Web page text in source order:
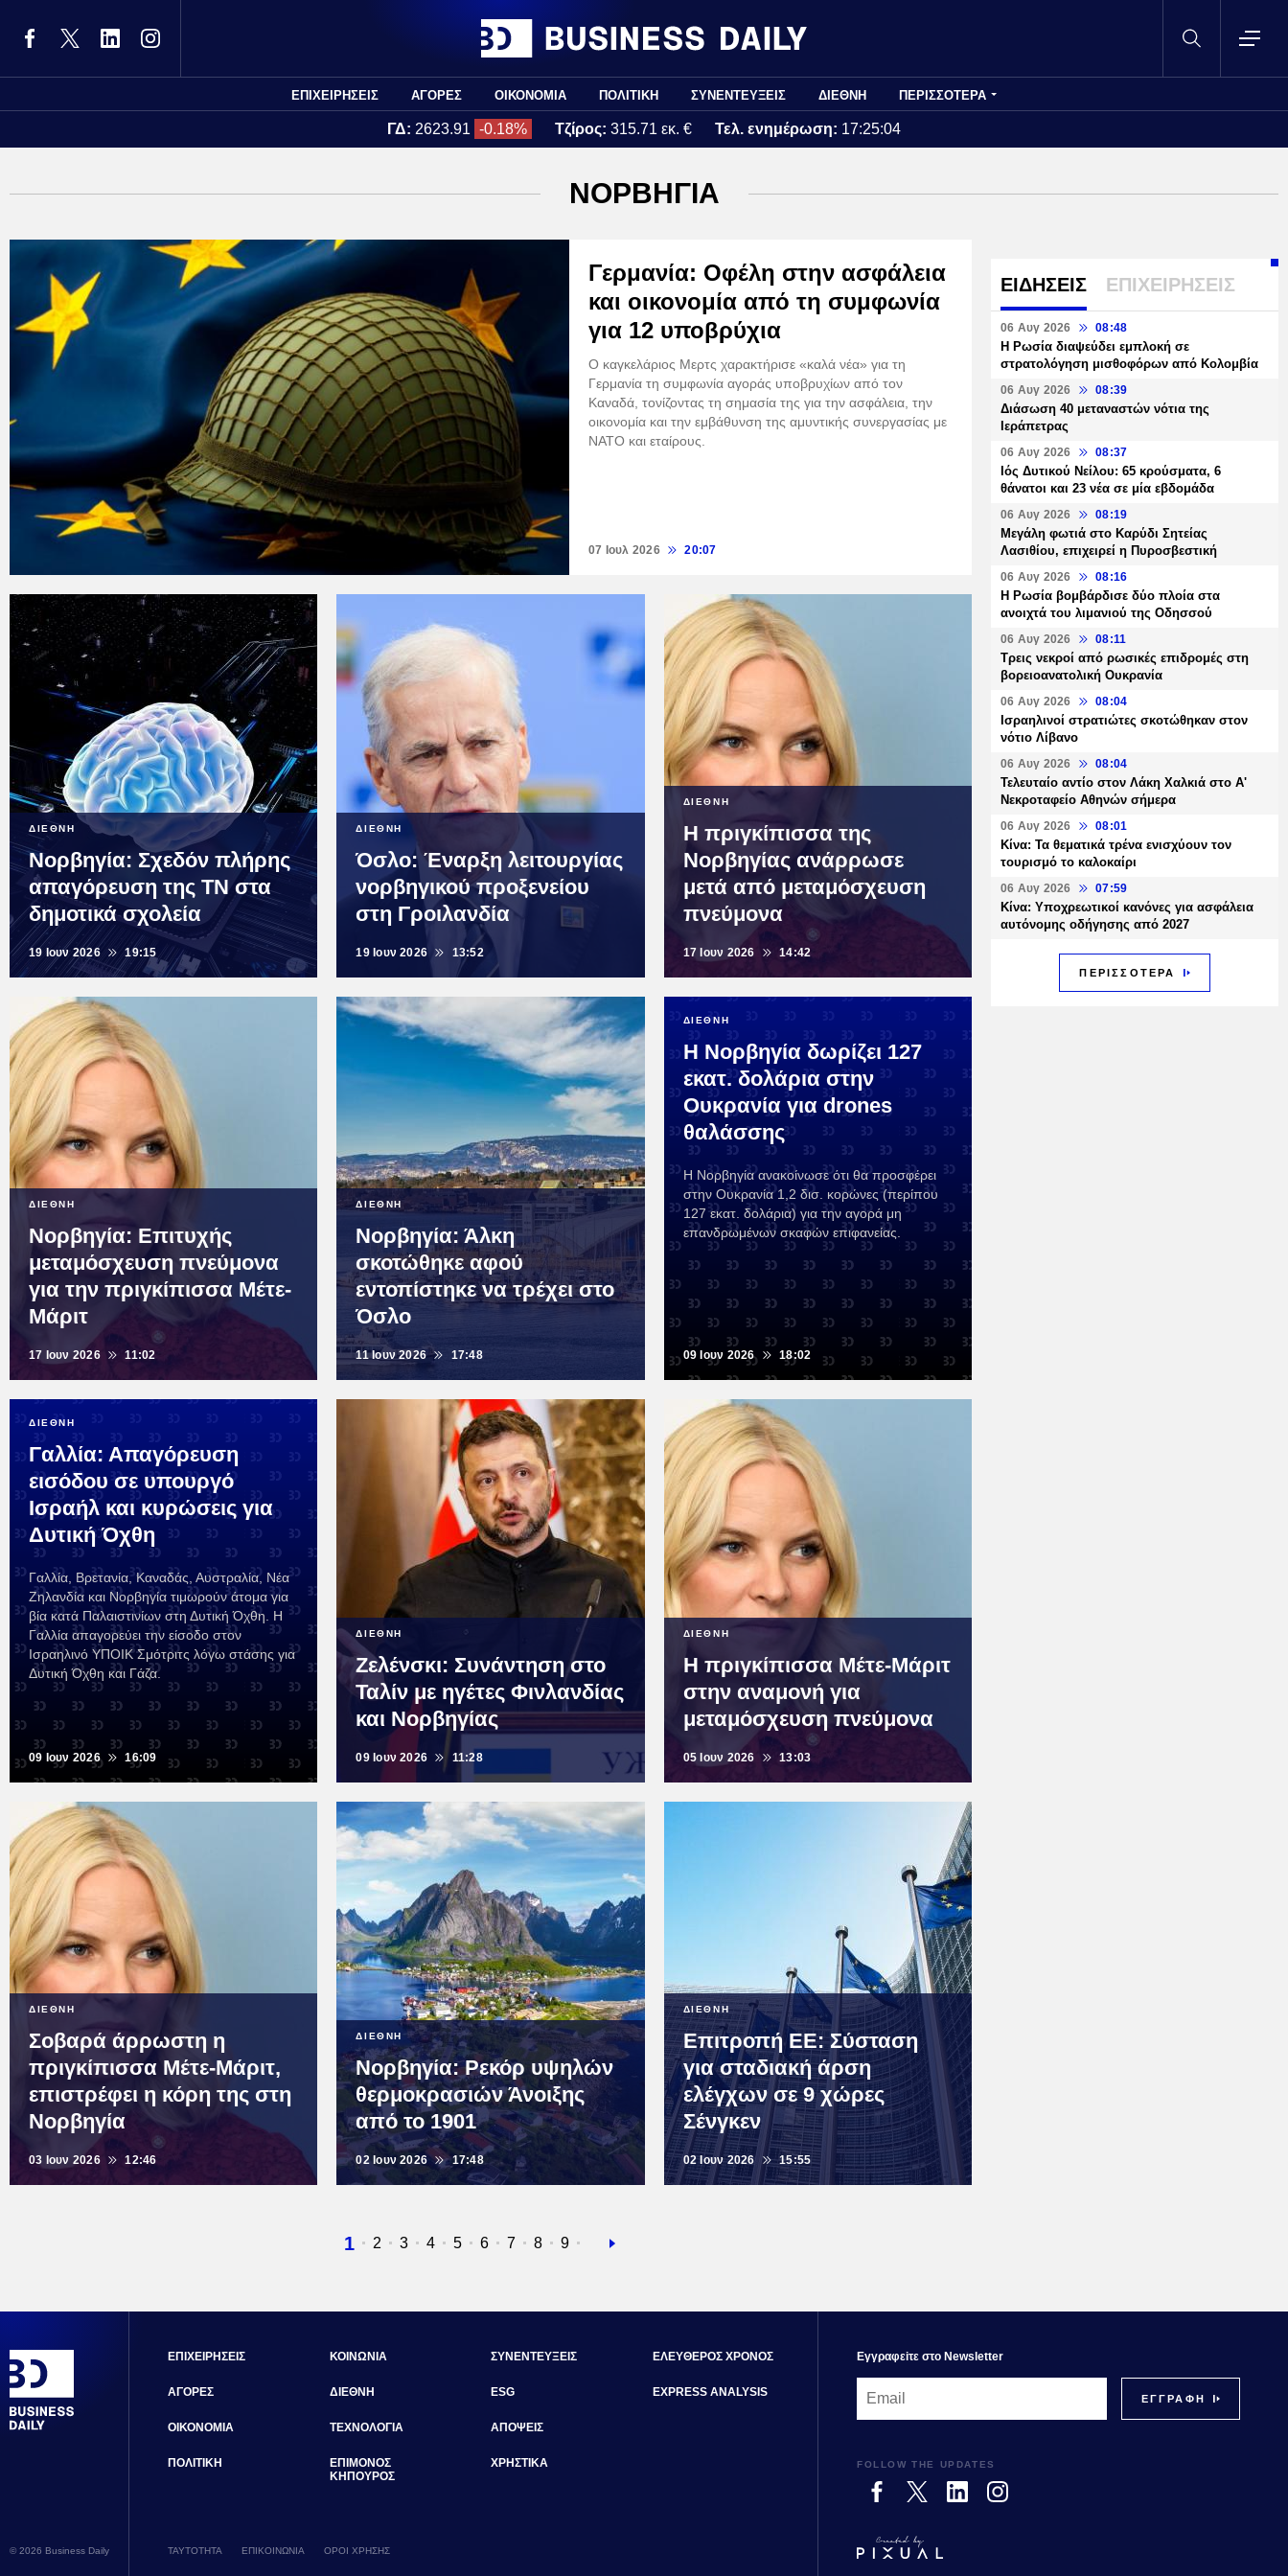
ΕΠΙΧΕΙΡΗΣΕΙΣ ΑΓΟΡΕΣ ΟΙΚΟΝΟΜΙΑ ΠΟΛΙΤΙΚΗ ΣΥΝΕΝΤΕΥΞΕΙΣ ΔΙΕΘΝΗ ΠΕΡΙΣΣΟΤΕΡΑ
ΓΔ: 2623.91 -0.18% Τζίρος: 315.71 εκ. € Τελ. ενημέρωση: 17:25:04
ΝΟΡΒΗΓΙΑ
Γερμανία: Οφέλη στην ασφάλεια
και οικονομία από τη συμφωνία
για 12 υποβρύχια
Ο καγκελάριος Μερτς χαρακτήρισε «καλά νέα» για τη
Γερμανία τη συμφωνία αγοράς υποβρυχίων από τον
Καναδά, τονίζοντας τη σημασία της για την ασφάλεια, την
οικονομία και την εμβάθυνση της αμυντικής συνεργασίας με
ΝΑΤΟ και εταίρους.
07 Ιουλ 2026 20:07
ΔΙΕΘΝΗ
Νορβηγία: Σχεδόν πλήρης
απαγόρευση της ΤΝ στα
δημοτικά σχολεία
19 Ιουν 2026 19:15
ΔΙΕΘΝΗ
Όσλο: Έναρξη λειτουργίας
νορβηγικού προξενείου
στη Γροιλανδία
19 Ιουν 2026 13:52
ΔΙΕΘΝΗ
Η πριγκίπισσα της
Νορβηγίας ανάρρωσε
μετά από μεταμόσχευση
πνεύμονα
17 Ιουν 2026 14:42
ΔΙΕΘΝΗ
Νορβηγία: Επιτυχής
μεταμόσχευση πνεύμονα
για την πριγκίπισσα Μέτε-
Μάριτ
17 Ιουν 2026 11:02
ΔΙΕΘΝΗ
Νορβηγία: Άλκη
σκοτώθηκε αφού
εντοπίστηκε να τρέχει στο
Όσλο
11 Ιουν 2026 17:48
ΔΙΕΘΝΗ
Η Νορβηγία δωρίζει 127
εκατ. δολάρια στην
Ουκρανία για drones
θαλάσσης
Η Νορβηγία ανακοίνωσε ότι θα προσφέρει
στην Ουκρανία 1,2 δισ. κορώνες (περίπου
127 εκατ. δολάρια) για την αγορά μη
επανδρωμένων σκαφών επιφανείας.
09 Ιουν 2026 18:02
ΔΙΕΘΝΗ
Γαλλία: Απαγόρευση
εισόδου σε υπουργό
Ισραήλ και κυρώσεις για
Δυτική Όχθη
Γαλλία, Βρετανία, Καναδάς, Αυστραλία, Νέα
Ζηλανδία και Νορβηγία τιμωρούν άτομα για
βία κατά Παλαιστινίων στη Δυτική Όχθη. Η
Γαλλία απαγορεύει την είσοδο στον
Ισραηλινό ΥΠΟΙΚ Σμότριτς λόγω στάσης για
Δυτική Όχθη και Γάζα.
09 Ιουν 2026 16:09
ΔΙΕΘΝΗ
Ζελένσκι: Συνάντηση στο
Ταλίν με ηγέτες Φινλανδίας
και Νορβηγίας
09 Ιουν 2026 11:28
ΔΙΕΘΝΗ
Η πριγκίπισσα Μέτε-Μάριτ
στην αναμονή για
μεταμόσχευση πνεύμονα
05 Ιουν 2026 13:03
ΔΙΕΘΝΗ
Σοβαρά άρρωστη η
πριγκίπισσα Μέτε-Μάριτ,
επιστρέφει η κόρη της στη
Νορβηγία
03 Ιουν 2026 12:46
ΔΙΕΘΝΗ
Νορβηγία: Ρεκόρ υψηλών
θερμοκρασιών Άνοιξης
από το 1901
02 Ιουν 2026 17:48
ΔΙΕΘΝΗ
Επιτροπή ΕΕ: Σύσταση
για σταδιακή άρση
ελέγχων σε 9 χώρες
Σένγκεν
02 Ιουν 2026 15:55
Τρέχουσα
1 Σελίδα
2 Σελίδα
3 Σελίδα
4 Σελίδα
5 Σελίδα
6 Σελίδα
7 Σελίδα
8 Σελίδα
9
Next
ΕΙΔΗΣΕΙΣ ΕΠΙΧΕΙΡΗΣΕΙΣ
06 Αυγ 2026 08:48
Η Ρωσία διαψεύδει εμπλοκή σε
στρατολόγηση μισθοφόρων από Κολομβία
06 Αυγ 2026 08:39
Διάσωση 40 μεταναστών νότια της
Ιεράπετρας
06 Αυγ 2026 08:37
Ιός Δυτικού Νείλου: 65 κρούσματα, 6
θάνατοι και 23 νέα σε μία εβδομάδα
06 Αυγ 2026 08:19
Μεγάλη φωτιά στο Καρύδι Σητείας
Λασιθίου, επιχειρεί η Πυροσβεστική
06 Αυγ 2026 08:16
Η Ρωσία βομβάρδισε δύο πλοία στα
ανοιχτά του λιμανιού της Οδησσού
06 Αυγ 2026 08:11
Τρεις νεκροί από ρωσικές επιδρομές στη
βορειοανατολική Ουκρανία
06 Αυγ 2026 08:04
Ισραηλινοί στρατιώτες σκοτώθηκαν στον
νότιο Λίβανο
06 Αυγ 2026 08:04
Τελευταίο αντίο στον Λάκη Χαλκιά στο Α'
Νεκροταφείο Αθηνών σήμερα
06 Αυγ 2026 08:01
Κίνα: Τα θεματικά τρένα ενισχύουν τον
τουρισμό το καλοκαίρι
06 Αυγ 2026 07:59
Κίνα: Υποχρεωτικοί κανόνες για ασφάλεια
αυτόνομης οδήγησης από 2027
ΠΕΡΙΣΣΟΤΕΡΑ
ΕΠΙΧΕΙΡΗΣΕΙΣ
ΑΓΟΡΕΣ
ΟΙΚΟΝΟΜΙΑ
ΠΟΛΙΤΙΚΗ
ΚΟΙΝΩΝΙΑ
ΔΙΕΘΝΗ
ΤΕΧΝΟΛΟΓΙΑ
ΕΠΙΜΟΝΟΣ
ΚΗΠΟΥΡΟΣ
ΣΥΝΕΝΤΕΥΞΕΙΣ
ESG
ΑΠΟΨΕΙΣ
ΧΡΗΣΤΙΚΑ
ΕΛΕΥΘΕΡΟΣ ΧΡΟΝΟΣ
EXPRESS ANALYSIS
FOLLOW THE UPDATES
Εγγραφεiτε στο Newsletter
ΤΑΥΤΟΤΗΤΑ ΕΠΙΚΟΙΝΩΝΙΑ ΟΡΟΙ ΧΡΗΣΗΣ
© 2026 Business Daily